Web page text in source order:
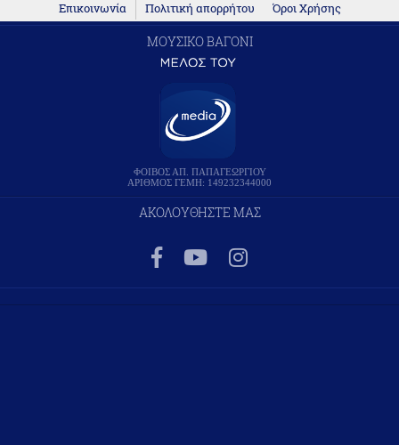
Επικοινωνία Πολιτική απορρήτου Όροι Χρήσης
ΜΟΥΣΙΚΟ ΒΑΓΟΝΙ
ΦΟΙΒΟΣ ΑΠ. ΠΑΠΑΓΕΩΡΓΙΟΥ
ΑΡΙΘΜΟΣ ΓΕΜΗ: 149232344000
ΑΚΟΛΟΥΘΗΣΤΕ ΜΑΣ